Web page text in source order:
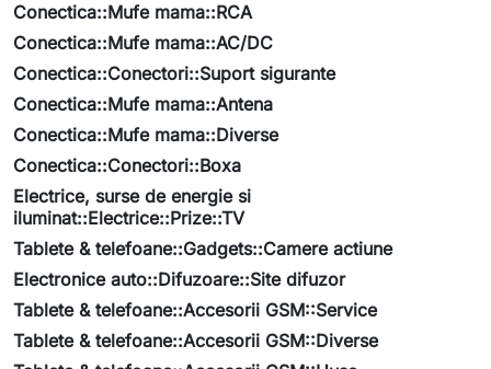
Conectica::Mufe mama::RCA
Conectica::Mufe mama::AC/DC
Conectica::Conectori::Suport sigurante
Conectica::Mufe mama::Antena
Conectica::Mufe mama::Diverse
Conectica::Conectori::Boxa
Electrice, surse de energie si
iluminat::Electrice::Prize::TV
Tablete & telefoane::Gadgets::Camere actiune
Electronice auto::Difuzoare::Site difuzor
Tablete & telefoane::Accesorii GSM::Service
Tablete & telefoane::Accesorii GSM::Diverse